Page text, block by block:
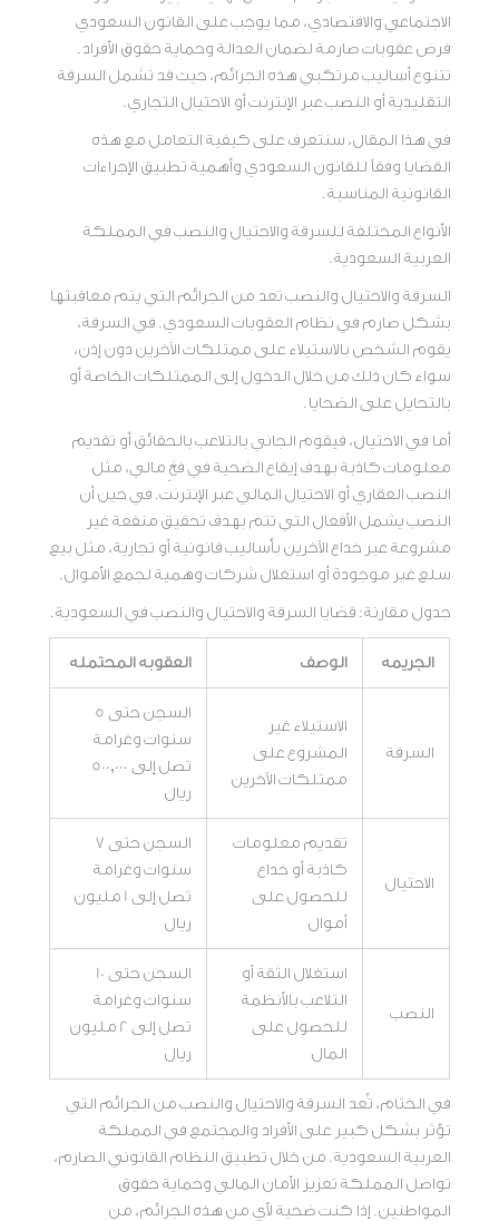
الاجتماعي والاقتصادي، مما يوجب على القانون السعودي
فرض عقوبات صارمة لضمان العدالة وحماية حقوق الأفراد.
تتنوع أساليب مرتكبي هذه الجرائم، حيث قد تشمل السرقة
التقليدية أو النصب عبر الإنترنت أو الاحتيال التجاري.
في هذا المقال، سنتعرف على كيفية التعامل مع هذه
القضايا وفقاً للقانون السعودي وأهمية تطبيق الإجراءات
القانونية المناسبة.
الأنواع المختلفة للسرقة والاحتيال والنصب في المملكة
العربية السعودية.
السرقة والاحتيال والنصب تعد من الجرائم التي يتم معاقبتها
بشكل صارم في نظام العقوبات السعودي. في السرقة،
يقوم الشخص بالاستيلاء على ممتلكات الآخرين دون إذن،
سواء كان ذلك من خلال الدخول إلى الممتلكات الخاصة أو
بالتحايل على الضحايا.
أما في الاحتيال، فيقوم الجاني بالتلاعب بالحقائق أو تقديم
معلومات كاذبة بهدف إيقاع الضحية في فخٍ مالي، مثل
النصب العقاري أو الاحتيال المالي عبر الإنترنت. في حين أن
النصب يشمل الأفعال التي تتم بهدف تحقيق منفعة غير
مشروعة عبر خداع الآخرين بأساليب قانونية أو تجارية، مثل بيع
سلع غير موجودة أو استغلال شركات وهمية لجمع الأموال.
جدول مقارنة: قضايا السرقة والاحتيال والنصب في السعودية.
الجريمة الوصف العقوبة المحتملة
السرقة
الاستيلاء غير
المشروع على
ممتلكات الآخرين
السجن حتى 5
سنوات وغرامة
تصل إلى 500,000
ريال
الاحتيال
تقديم معلومات
كاذبة أو خداع
للحصول على
أموال
السجن حتى 7
سنوات وغرامة
تصل إلى 1 مليون
ريال
النصب
استغلال الثقة أو
التلاعب بالأنظمة
للحصول على
المال
السجن حتى 10
سنوات وغرامة
تصل إلى 2 مليون
ريال
في الختام، تُعد السرقة والاحتيال والنصب من الجرائم التي
تؤثر بشكل كبير على الأفراد والمجتمع في المملكة
العربية السعودية. من خلال تطبيق النظام القانوني الصارم،
تواصل المملكة تعزيز الأمان المالي وحماية حقوق
المواطنين. إذا كنت ضحية لأي من هذه الجرائم، من